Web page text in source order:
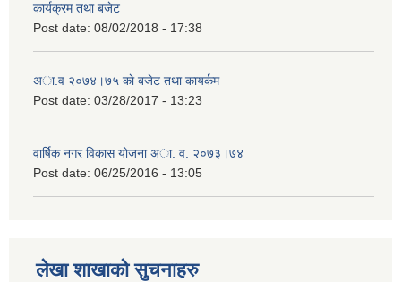
कार्यक्रम तथा बजेट
Post date: 08/02/2018 - 17:38
अा.व २०७४।७५ काे बजेट तथा कायर्कम
Post date: 03/28/2017 - 13:23
वार्षिक नगर विकास योजना अा. व. २०७३।७४
Post date: 06/25/2016 - 13:05
लेखा शाखाको सुचनाहरु